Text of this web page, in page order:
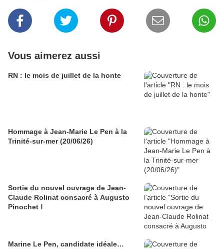
Vous aimerez aussi
RN : le mois de juillet de la honte
Hommage à Jean-Marie Le Pen à la
Trinité-sur-mer (20/06/26)
Sortie du nouvel ouvrage de Jean-
Claude Rolinat consacré à Augusto
Pinochet !
Marine Le Pen, candidate idéale…